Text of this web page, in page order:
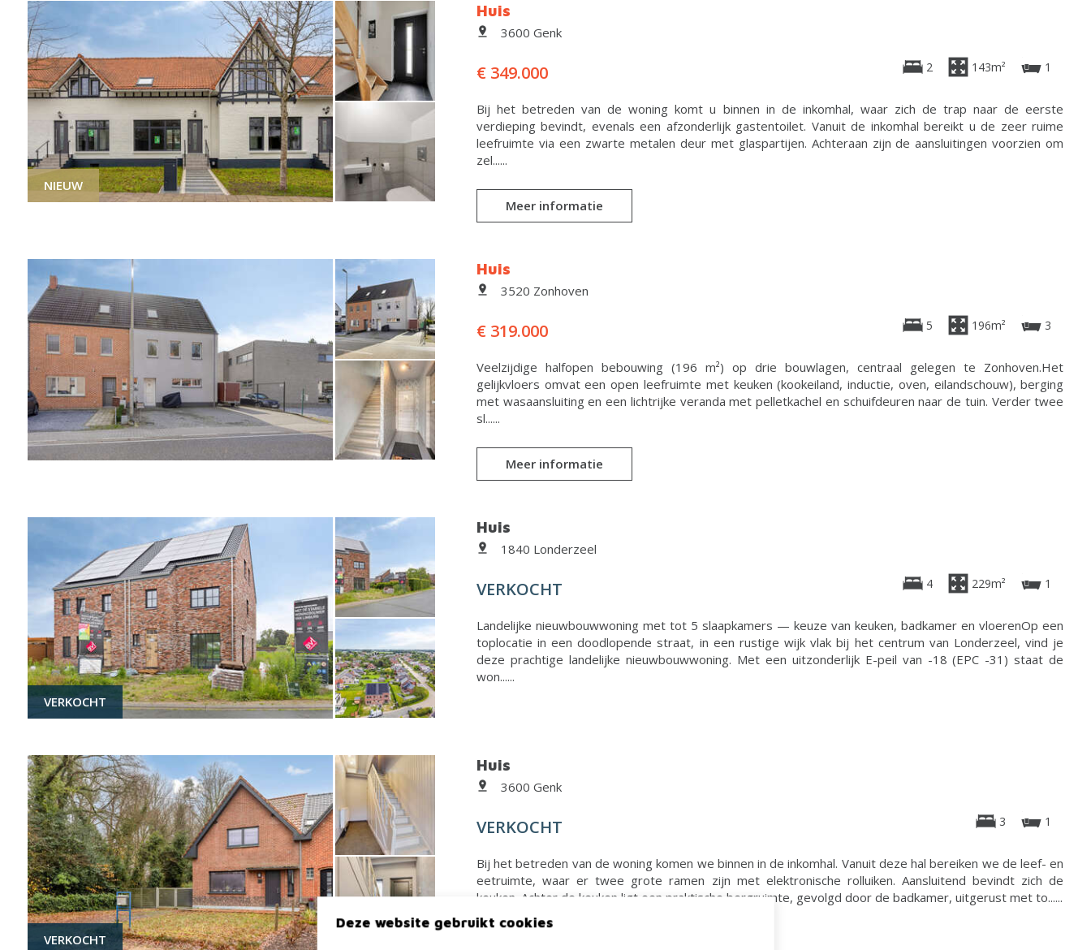
NIEUW
Huis
3600 Genk
€ 349.000 2 143m² 1
Bij het betreden van de woning komt u binnen in de inkomhal, waar zich de trap naar de eerste
verdieping bevindt, evenals een afzonderlijk gastentoilet. Vanuit de inkomhal bereikt u de zeer ruime
leefruimte via een zwarte metalen deur met glaspartijen. Achteraan zijn de aansluitingen voorzien om
zel......
Meer informatie
Huis
3520 Zonhoven
€ 319.000 5 196m² 3
Veelzijdige halfopen bebouwing (196 m²) op drie bouwlagen, centraal gelegen te Zonhoven.Het
gelijkvloers omvat een open leefruimte met keuken (kookeiland, inductie, oven, eilandschouw), berging
met wasaansluiting en een lichtrijke veranda met pelletkachel en schuifdeuren naar de tuin. Verder twee
sl......
Meer informatie
VERKOCHT
Huis
1840 Londerzeel
VERKOCHT 4 229m² 1
Landelijke nieuwbouwwoning met tot 5 slaapkamers — keuze van keuken, badkamer en vloerenOp een
toplocatie in een doodlopende straat, in een rustige wijk vlak bij het centrum van Londerzeel, vind je
deze prachtige landelijke nieuwbouwwoning. Met een uitzonderlijk E-peil van -18 (EPC -31) staat de
won......
VERKOCHT
Huis
3600 Genk
VERKOCHT 3 1
Bij het betreden van de woning komen we binnen in de inkomhal. Vanuit deze hal bereiken we de leef- en
eetruimte, waar er twee grote ramen zijn met elektronische rolluiken. Aansluitend bevindt zich de
keuken. Achter de keuken ligt een praktische bergruimte, gevolgd door de badkamer, uitgerust met to......
Deze website gebruikt cookies